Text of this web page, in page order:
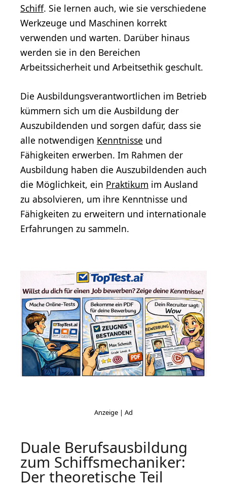
Schiff. Sie lernen auch, wie sie verschiedene
Werkzeuge und Maschinen korrekt
verwenden und warten. Darüber hinaus
werden sie in den Bereichen
Arbeitssicherheit und Arbeitsethik geschult.
Die Ausbildungsverantwortlichen im Betrieb
kümmern sich um die Ausbildung der
Auszubildenden und sorgen dafür, dass sie
alle notwendigen Kenntnisse und
Fähigkeiten erwerben. Im Rahmen der
Ausbildung haben die Auszubildenden auch
die Möglichkeit, ein Praktikum im Ausland
zu absolvieren, um ihre Kenntnisse und
Fähigkeiten zu erweitern und internationale
Erfahrungen zu sammeln.
Duale Berufsausbildung
zum Schiffsmechaniker:
Der theoretische Teil